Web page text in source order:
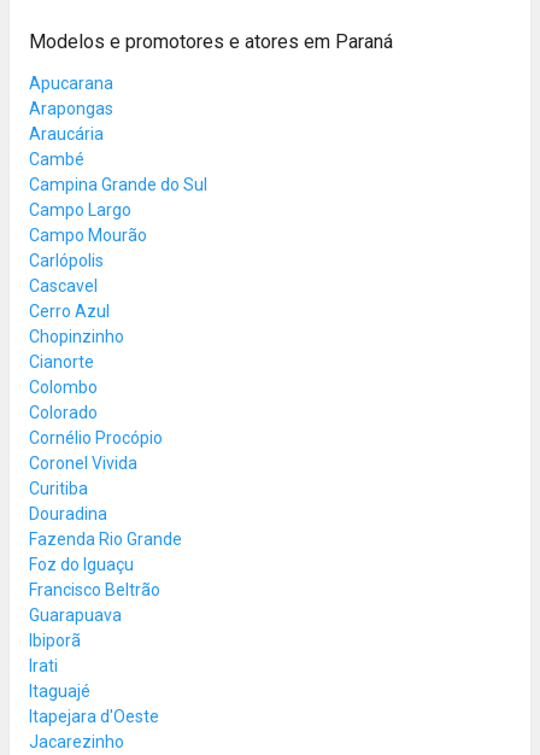
Modelos e promotores e atores em Paraná
Apucarana
Arapongas
Araucária
Cambé
Campina Grande do Sul
Campo Largo
Campo Mourão
Carlópolis
Cascavel
Cerro Azul
Chopinzinho
Cianorte
Colombo
Colorado
Cornélio Procópio
Coronel Vivida
Curitiba
Douradina
Fazenda Rio Grande
Foz do Iguaçu
Francisco Beltrão
Guarapuava
Ibiporã
Irati
Itaguajé
Itapejara d'Oeste
Jacarezinho